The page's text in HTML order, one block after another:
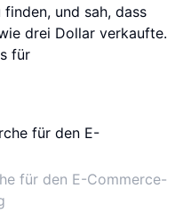
und sah, dass
drei Dollar verkaufte.
für
für den E-Commerce-